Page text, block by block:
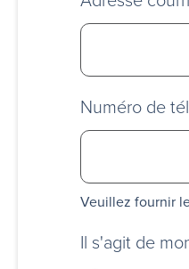
Numéro de
Veuillez fournir
Il s'agit de